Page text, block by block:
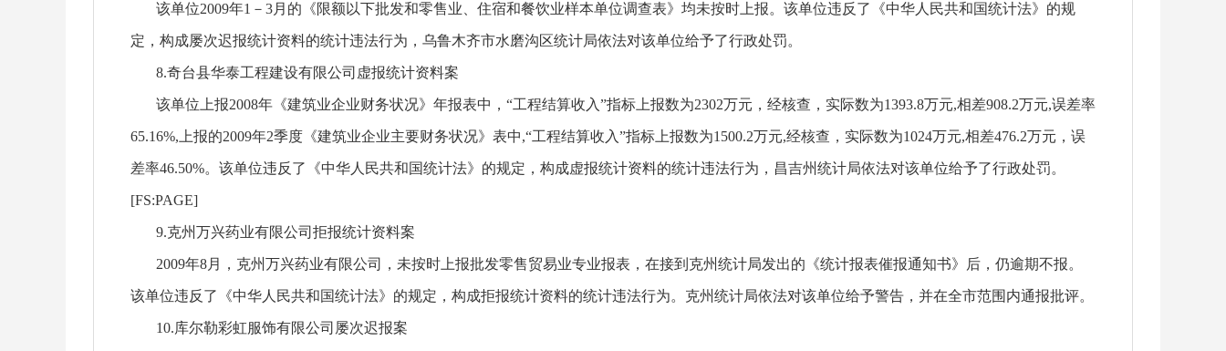
该单位2009年1－3月的《限额以下批发和零售业、住宿和餐饮业样本单位调查表》均未按时上报。该单位违反了《中华人民共和国统计法》的规
定，构成屡次迟报统计资料的统计违法行为，乌鲁木齐市水磨沟区统计局依法对该单位给予了行政处罚。
8.奇台县华泰工程建设有限公司虚报统计资料案
该单位上报2008年《建筑业企业财务状况》年报表中，“工程结算收入”指标上报数为2302万元，经核查，实际数为1393.8万元,相差908.2万元,误差率
65.16%,上报的2009年2季度《建筑业企业主要财务状况》表中,“工程结算收入”指标上报数为1500.2万元,经核查，实际数为1024万元,相差476.2万元，误
差率46.50%。该单位违反了《中华人民共和国统计法》的规定，构成虚报统计资料的统计违法行为，昌吉州统计局依法对该单位给予了行政处罚。
[FS:PAGE]
9.克州万兴药业有限公司拒报统计资料案
2009年8月，克州万兴药业有限公司，未按时上报批发零售贸易业专业报表，在接到克州统计局发出的《统计报表催报通知书》后，仍逾期不报。
该单位违反了《中华人民共和国统计法》的规定，构成拒报统计资料的统计违法行为。克州统计局依法对该单位给予警告，并在全市范围内通报批评。
10.库尔勒彩虹服饰有限公司屡次迟报案